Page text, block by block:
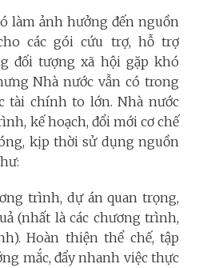
làm ảnh hưởng đến nguồn
các gói cứu trợ, hỗ trợ
đối tượng xã hội gặp khó
Nhà nước vẫn có trong
tài chính to lớn. Nhà nước
kế hoạch, đổi mới cơ chế
kịp thời sử dụng nguồn
trình, dự án quan trọng,
(nhất là các chương trình,
Hoàn thiện thể chế, tập
mắc, đẩy nhanh việc thực